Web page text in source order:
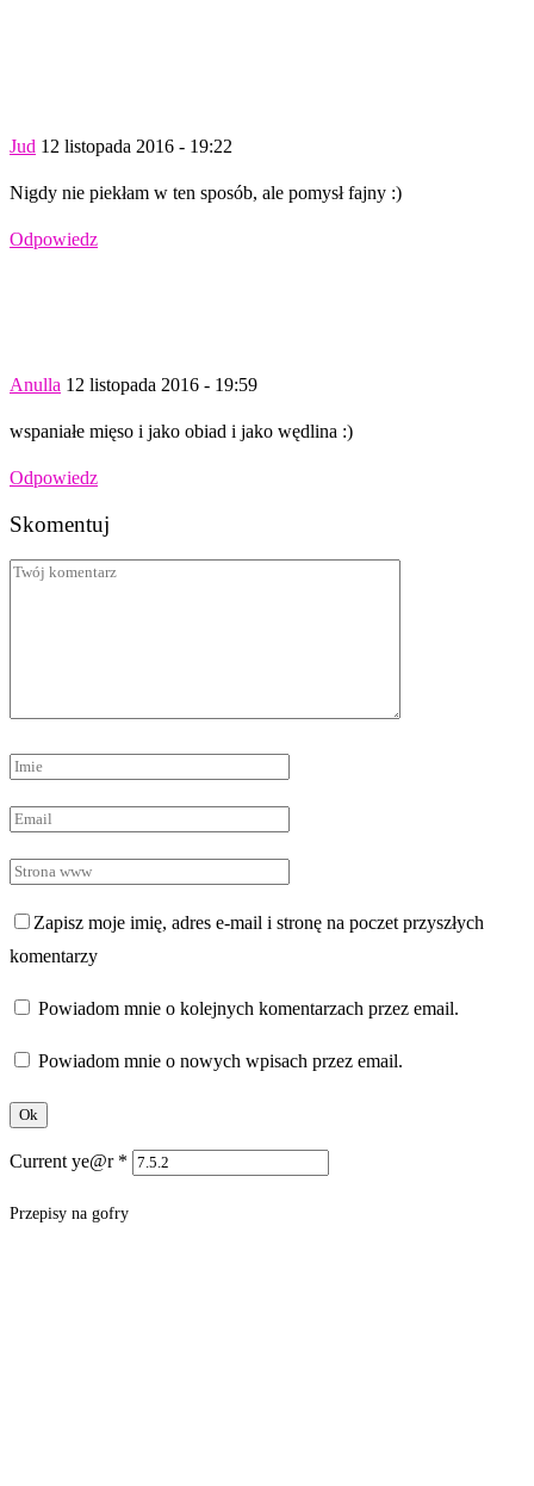
Jud 12 listopada 2016 - 19:22
Nigdy nie piekłam w ten sposób, ale pomysł fajny :)
Odpowiedz
Anulla 12 listopada 2016 - 19:59
wspaniałe mięso i jako obiad i jako wędlina :)
Odpowiedz
Skomentuj
Zapisz moje imię, adres e-mail i stronę na poczet przyszłych
komentarzy
Powiadom mnie o kolejnych komentarzach przez email.
Powiadom mnie o nowych wpisach przez email.
Current ye@r *
Przepisy na gofry